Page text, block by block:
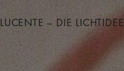
LUCENTE – DIE LICHTIDEE